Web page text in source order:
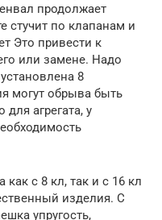
продолжает
стучит по клапанам и
Это привести к
или замене. Надо
8
могут обрыва быть
агрегата, у
с 8 кл, так и с 16 кл
изделия. С
упругость,